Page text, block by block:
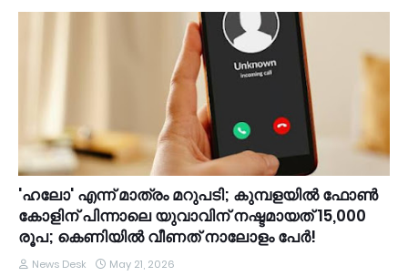
​'ഹലോ' എന്ന് മാത്രം മറുപടി; കുമ്പളയിൽ ഫോൺ
കോളിന് പിന്നാലെ യുവാവിന് നഷ്ടമായത് 15,000
രൂപ; കെണിയിൽ വീണത് നാലോളം പേർ!
News Desk May 21, 2026